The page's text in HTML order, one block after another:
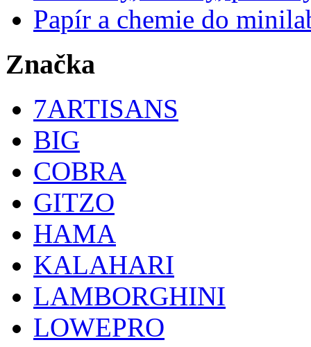
Papír a chemie do
Značka
7ARTISANS
BIG
COBRA
GITZO
HAMA
KALAHARI
LAMBORGHINI
LOWEPRO